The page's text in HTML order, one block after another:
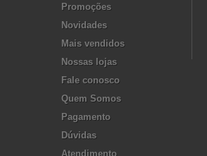
Promoções
Novidades
Mais vendidos
Nossas lojas
Fale conosco
Quem Somos
Pagamento
Dúvidas
Atendimento